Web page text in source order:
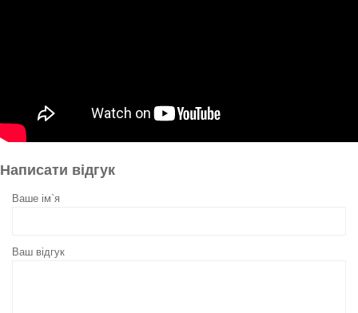
Написати відгук
Ваше ім`я
Ваш відгук